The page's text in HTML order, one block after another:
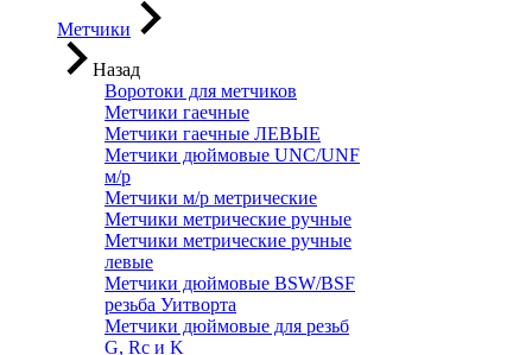
Метчики
Назад
Воротоки для метчиков
Метчики гаечные
Метчики гаечные ЛЕВЫЕ
Метчики дюймовые UNC/UNF
м/р
Метчики м/р метрические
Метчики метрические ручные
Метчики метрические ручные
левые
Метчики дюймовые BSW/BSF
резьба Уитворта
Метчики дюймовые для резьб
G, Rc и K